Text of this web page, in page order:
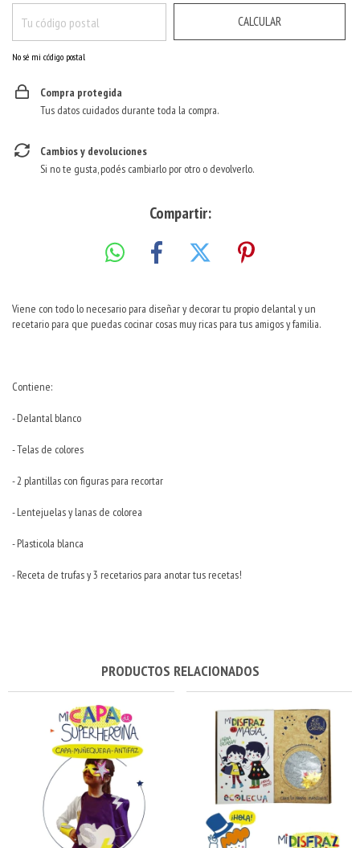
CALCULAR
No sé mi código postal
Compra protegida
Tus datos cuidados durante toda la compra.
Cambios y devoluciones
Si no te gusta, podés cambiarlo por otro o devolverlo.
Compartir:
Viene con todo lo necesario para diseñar y decorar tu propio delantal y un
recetario para que puedas cocinar cosas muy ricas para tus amigos y familia.
Contiene:
- Delantal blanco
- Telas de colores
- 2 plantillas con figuras para recortar
- Lentejuelas y lanas de colorea
- Plasticola blanca
- Receta de trufas y 3 recetarios para anotar tus recetas!
PRODUCTOS RELACIONADOS